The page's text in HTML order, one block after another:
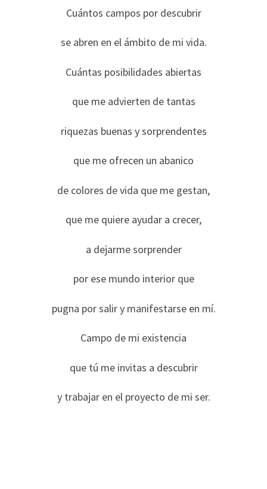
Cuántos campos por descubrir
se abren en el ámbito de mi vida.
Cuántas posibilidades abiertas
que me advierten de tantas
riquezas buenas y sorprendentes
que me ofrecen un abanico
de colores de vida que me gestan,
que me quiere ayudar a crecer,
a dejarme sorprender
por ese mundo interior que
pugna por salir y manifestarse en mí.
Campo de mi existencia
que tú me invitas a descubrir
y trabajar en el proyecto de mi ser.